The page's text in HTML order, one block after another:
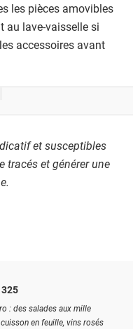
les pièces amovibles
au lave-vaisselle si
accessoires avant
et susceptibles
tracés et générer une
: des salades aux mille
en feuille, vins rosés